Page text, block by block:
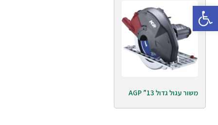
פתח סרגל נגישות
משור עגול גדול 13” AGP